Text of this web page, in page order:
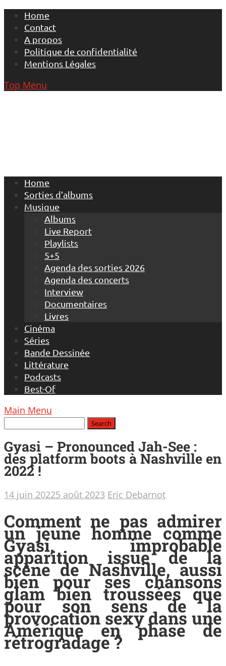
Skip
content
Home
Contact
A propos
Politique de confidentialité
Mentions Légales
Top Menu
Home
Sorties d’albums
Musique
Albums
Live Report
Playlists
5+5
Agenda des sorties 2026
Agenda des concerts
Interview
Documentaires
Livres
Cinéma
Séries
Bande Dessinée
Littérature
Podcasts
Best-Of
Main Menu
Gyasi – Pronounced Jah-See :
des platform boots à Nashville en
2022 !
14 juin 20225 août 2023 Eric Debarnot
Comment ne pas admirer
un jeune homme comme
Gyasi, improbable
apparition issue de la
scène de Nashville, aussi
bien pour ses chansons
glam bien troussées que
pour son sens de la
provocation sexy dans une
Amérique en phase de
rétrogradage ?